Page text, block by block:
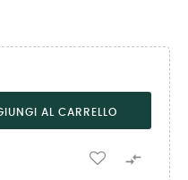
AL CARRELLO
